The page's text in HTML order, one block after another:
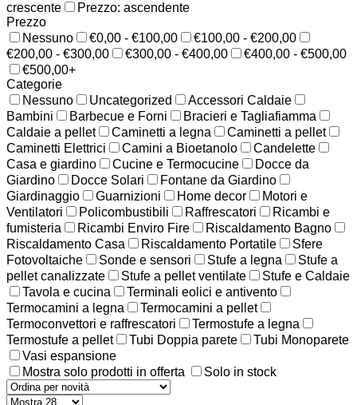
crescente
Prezzo: ascendente
Prezzo
Nessuno
€0,00 - €100,00
€100,00 - €200,00
€200,00 - €300,00
€300,00 - €400,00
€400,00 - €500,00
€500,00+
Categorie
Nessuno
Uncategorized
Accessori Caldaie
Bambini
Barbecue e Forni
Bracieri e Tagliafiamma
Caldaie a pellet
Caminetti a legna
Caminetti a pellet
Caminetti Elettrici
Camini a Bioetanolo
Candelette
Casa e giardino
Cucine e Termocucine
Docce da
Giardino
Docce Solari
Fontane da Giardino
Giardinaggio
Guarnizioni Home decor
Motori e
Ventilatori
Policombustibili Raffrescatori
Ricambi e
fumisteria
Ricambi Enviro Fire
Riscaldamento Bagno
Riscaldamento Casa
Riscaldamento Portatile
Sfere
Fotovoltaiche
Sonde e sensori Stufe a legna
Stufe a
pellet canalizzate
Stufe a pellet ventilate
Stufe e Caldaie
Tavola e cucina
Terminali eolici e antivento
Termocamini a legna
Termocamini a pellet
Termoconvettori e raffrescatori
Termostufe a legna
Termostufe a pellet
Tubi Doppia parete
Tubi Monoparete
Vasi espansione
Mostra solo prodotti in offerta
Solo in stock